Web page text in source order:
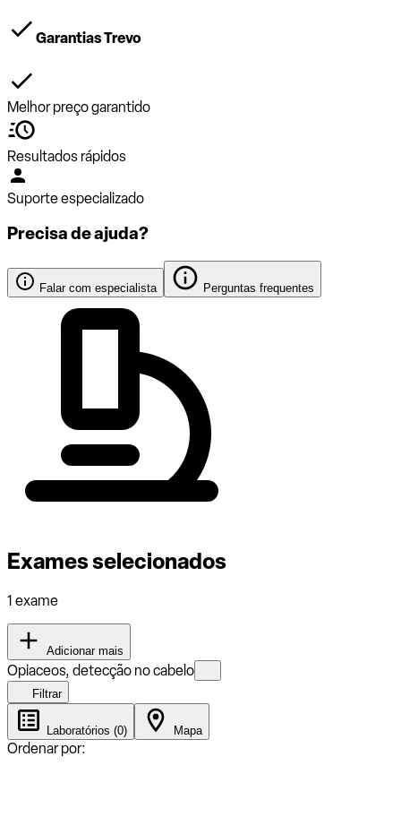
Garantias Trevo
Melhor preço garantido
Resultados rápidos
Suporte especializado
Precisa de ajuda?
Falar com especialista Perguntas frequentes
Exames selecionados
1 exame
Adicionar mais
Opiaceos, detecção no cabelo
Filtrar
Laboratórios (0) Mapa
Ordenar por: